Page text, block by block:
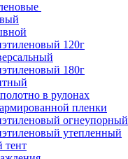
120г
180г
в рулонах
пленки
огнеупорный
утепленный
тент